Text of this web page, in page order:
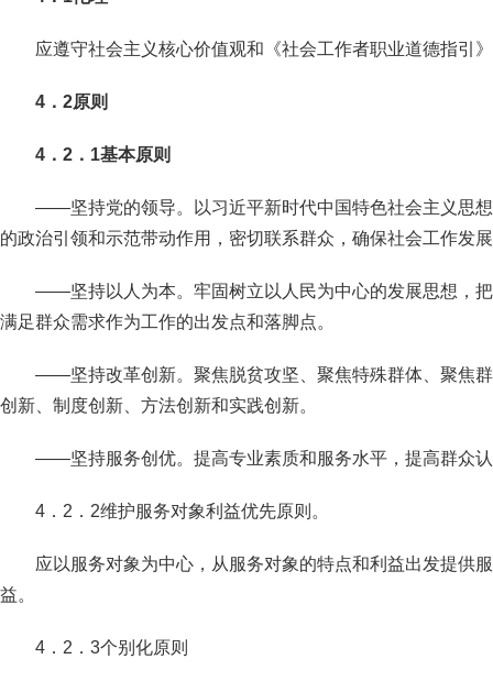
应遵守社会主义核心价值观和《社会工作者职业道德指引
4．2原则
4．2．1基本原则
——坚持党的领导。以习近平新时代中国特色社会主义思
的政治引领和示范带动作用，密切联系群众，确保社会工作发
——坚持以人为本。牢固树立以人民为中心的发展思想，
满足群众需求作为工作的出发点和落脚点。
——坚持改革创新。聚焦脱贫攻坚、聚焦特殊群体、聚焦
创新、制度创新、方法创新和实践创新。
——坚持服务创优。提高专业素质和服务水平，提高群众
4．2．2维护服务对象利益优先原则。
应以服务对象为中心，从服务对象的特点和利益出发提供
益。
4．2．3个别化原则